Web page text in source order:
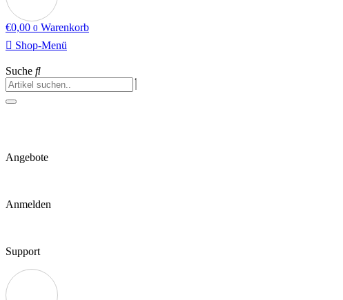
€0,00 0 Warenkorb
Shop-Menü
Suche
Angebote
Anmelden
Support